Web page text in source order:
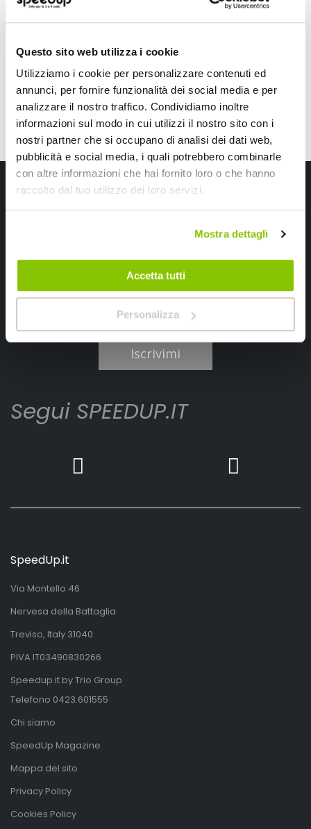
Questo sito web utilizza i cookie
Utilizziamo i cookie per personalizzare contenuti ed
annunci, per fornire funzionalità dei social media e per
analizzare il nostro traffico. Condividiamo inoltre
informazioni sul modo in cui utilizzi il nostro sito con i
nostri partner che si occupano di analisi dei dati web,
pubblicità e social media, i quali potrebbero combinarle
con altre informazioni che hai fornito loro o che hanno
raccolto dal tuo utilizzo dei loro servizi.
Mostra dettagli
Accetta tutti
Personalizza
4,10 € 5,95 €
Iscriviti alla newsletter Speedup
Ricevi subito uno sconto del 10% per il tuo primo acquisto online!
Iscrivimi
Segui SPEEDUP.IT
SpeedUp.it
Via Montello 46
Nervesa della Battaglia
Treviso, Italy 31040
PIVA IT03490830266
Speedup.it by Trio Group
Telefono 0423.601555
Chi siamo
SpeedUp Magazine
Mappa del sito
Privacy Policy
Cookies Policy